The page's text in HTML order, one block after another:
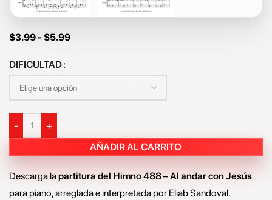
$3.99 -$5.99
DIFICULTAD
-
+
AÑADIR AL CARRITO
Descarga lapartitura del Himno 488 – Al andar con Jesús
para piano, arreglada e interpretada por Eliab Sandoval.